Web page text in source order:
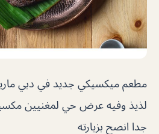
مطعم ميكسيكي جديد في دبي
لذيذ وفيه عرض حي لمغنيين
جدا انصح بزيارته